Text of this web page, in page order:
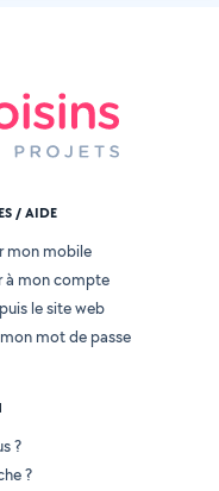
/ AIDE
mon mobile
à mon compte
le site web
mot de passe
?
?